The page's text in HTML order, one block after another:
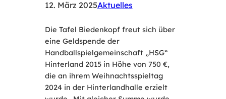
12. März 2025Aktuelles
Die Tafel Biedenkopf freut sich über
eine Geldspende der
Handballspielgemeinschaft „HSG“
Hinterland 2015 in Höhe von 750 €,
die an ihrem Weihnachtsspieltag
2024 in der Hinterlandhalle erzielt